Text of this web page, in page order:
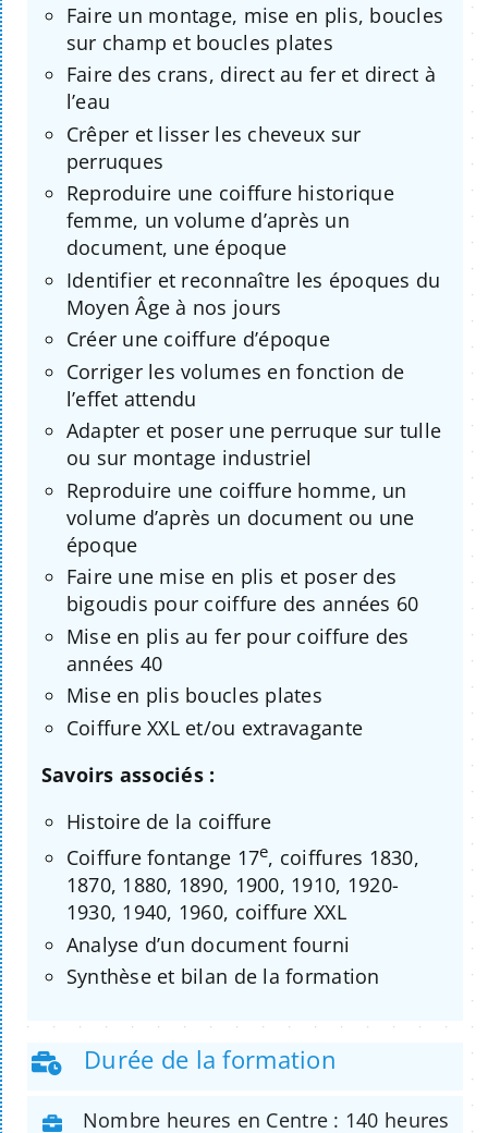
Faire un montage, mise en plis, boucles
sur champ et boucles plates
Faire des crans, direct au fer et direct à
l’eau
Crêper et lisser les cheveux sur
perruques
Reproduire une coiffure historique
femme, un volume d’après un
document, une époque
Identifier et reconnaître les époques du
Moyen Âge à nos jours
Créer une coiffure d’époque
Corriger les volumes en fonction de
l’effet attendu
Adapter et poser une perruque sur tulle
ou sur montage industriel
Reproduire une coiffure homme, un
volume d’après un document ou une
époque
Faire une mise en plis et poser des
bigoudis pour coiffure des années 60
Mise en plis au fer pour coiffure des
années 40
Mise en plis boucles plates
Coiffure XXL et/ou extravagante
Savoirs associés :
Histoire de la coiffure
Coiffure fontange 17e, coiffures 1830,
1870, 1880, 1890, 1900, 1910, 1920-
1930, 1940, 1960, coiffure XXL
Analyse d’un document fourni
Synthèse et bilan de la formation
Durée de la formation
Nombre heures en Centre : 140 heures